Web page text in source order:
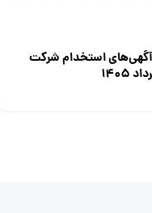
استخدام شرکت